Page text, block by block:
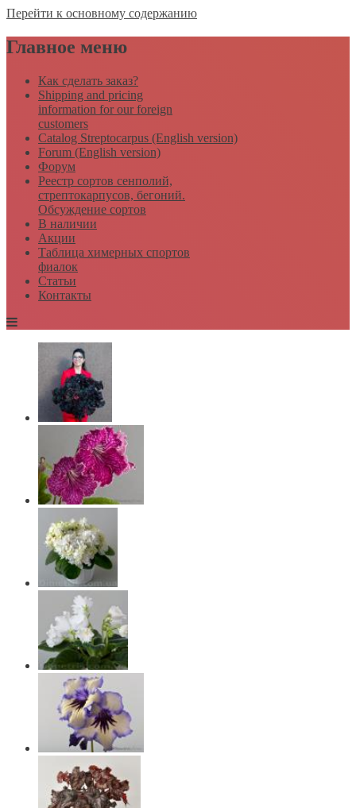
Перейти к основному содержанию
Главное меню
Как сделать заказ?
Shipping and pricing
information for our foreign
customers
Catalog Streptocarpus (English version)
Forum (English version)
Форум
Реестр сортов сенполий,
стрептокарпусов, бегоний.
Обсуждение сортов
В наличии
Акции
Таблица химерных спортов
фиалок
Статьи
Контакты